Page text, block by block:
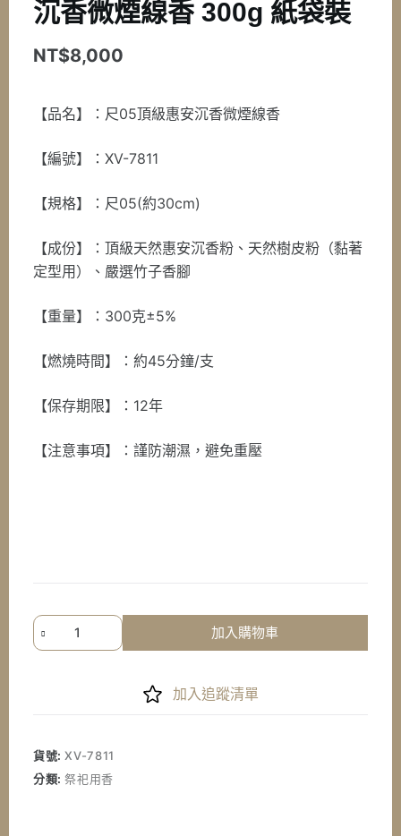
沉香微煙線香 300g 紙袋裝
NT$8,000
【品名】：尺05頂級惠安沉香微煙線香
【編號】：XV-7811
【規格】：尺05(約30cm)
【成份】：頂級天然惠安沉香粉、天然樹皮粉（黏著
定型用）、嚴選竹子香腳
【重量】：300克±5%
【燃燒時間】：約45分鐘/支
【保存期限】：12年
【注意事項】：謹防潮濕，避免重壓
《七
星
頂
級
加入購物車
加入追蹤清單
貨號:XV-7811
分類:祭祀用香